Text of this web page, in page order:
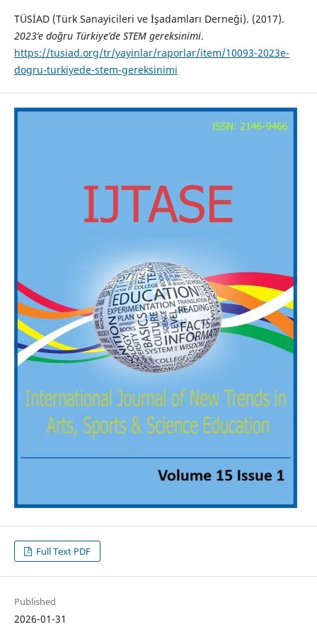
TÜSİAD (Türk Sanayicileri ve İşadamları Derneği). (2017).
2023’e doğru Türkiye’de STEM gereksinimi.
https://tusiad.org/tr/yayinlar/raporlar/item/10093-2023e-
dogru-turkiyede-stem-gereksinimi
Full Text PDF
Published
2026-01-31